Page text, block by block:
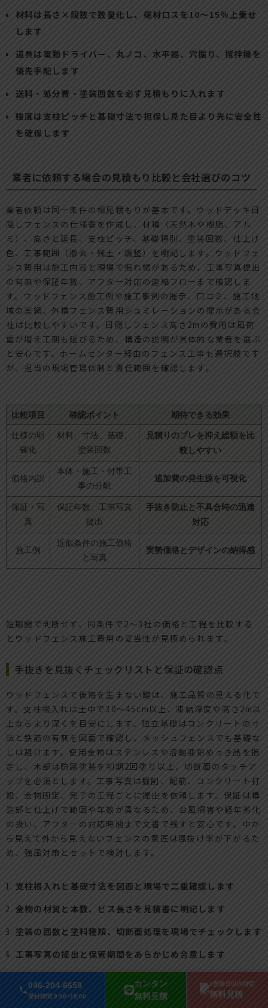
046-204-6659
受付時間 9:00~18:00
カンタン
無料見積
1営業日以内対応
無料見積
材料は長さ×段数で数量化し、端材ロスを10～15％上乗せ
します
道具は電動ドライバー、丸ノコ、水平器、穴掘り、撹拌機を
優先手配します
送料・処分費・塗装回数を必ず見積もりに入れます
強度は支柱ピッチと基礎寸法で担保し見た目より先に安全性
を確保します
業者に依頼する場合の見積もり比較と会社選びのコツ
業者依頼は同一条件の相見積もりが基本です。ウッドデッキ目
隠しフェンスの仕様書を作成し、材種（天然木や樹脂、アル
ミ）、高さと延長、支柱ピッチ、基礎種別、塗装回数、仕上げ
色、工事範囲（撤去・残土・調整）を明記します。ウッドフェ
ンス費用は施工内容と現場で振れ幅があるため、工事写真提出
の有無や保証年数、アフター対応の連絡フローまで確認しま
す。ウッドフェンス施工例や施工事例の提示、口コミ、施工地
域の実績、外構フェンス費用シュミレーションの提示がある会
社は比較しやすいです。目隠しフェンス高さ2mの費用は風荷
重が増え工期も延びるため、構造の説明が具体的な業者を選ぶ
と安心です。ホームセンター経由のフェンス工事も選択肢です
が、担当の現場管理体制と責任範囲を確認します。
比較項目 確認ポイント 期待できる効果
仕様の明
確化
材料、寸法、基礎、
塗装回数
見積りのブレを抑え総額を比
較しやすい
価格内訳
本体・施工・付帯工
事の分離
追加費の発生源を可視化
保証・写
真
保証年数、工事写真
提出
手抜き防止と不具合時の迅速
対応
施工例
近似条件の施工価格
と写真
実勢価格とデザインの納得感
短期間で判断せず、同条件で2～3社の価格と工程を比較する
とウッドフェンス施工費用の妥当性が見極められます。
手抜きを見抜くチェックリストと保証の確認点
ウッドフェンスで後悔を生まない鍵は、施工品質の見える化で
す。支柱根入れは土中で30～45cm以上、凍結深度や高さ2m以
上ならより深くを目安にします。独立基礎はコンクリートの寸
法と鉄筋の有無を図面で確認し、メッシュフェンスでも基礎な
しは避けます。使用金物はステンレスや溶融亜鉛めっき品を指
定し、木部は防腐塗装を初期2回塗り以上、切断面のタッチア
ップを必須とします。工事写真は掘削、配筋、コンクリート打
設、金物固定、完了の工程ごとに提出を依頼します。保証は構
造部と仕上げで範囲や年数が異なるため、台風損害や経年劣化
の扱い、アフターの対応時間まで文書で残すと安心です。中か
ら見えて外から見えないフェンスの意匠は風抜け率が下がるた
め、強風対策とセットで検討します。
支柱根入れと基礎寸法を図面と現場で二重確認します
金物の材質と本数、ビス長さを見積書に明記します
塗装の回数と塗料種類、切断面処理を現場でチェックします
工事写真の提出と保管期間をあらかじめ合意します